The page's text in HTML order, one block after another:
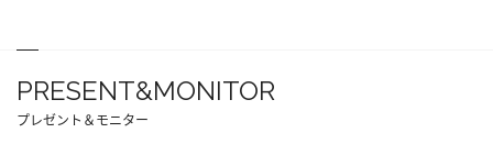
PRESENT&MONITOR
プレゼント＆モニター